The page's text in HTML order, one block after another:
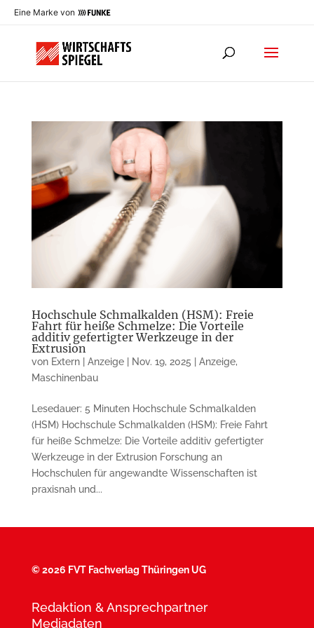
Eine Marke von
Hochschule Schmalkalden (HSM): Freie
Fahrt für heiße Schmelze: Die Vorteile
additiv gefertigter Werkzeuge in der
Extrusion
von Extern | Anzeige| Nov. 19, 2025 Anzeige,
Maschinenbau
Lesedauer: 5 Minuten Hochschule Schmalkalden
(HSM) Hochschule Schmalkalden (HSM): Freie Fahrt
für heiße Schmelze: Die Vorteile additiv gefertigter
Werkzeuge in der Extrusion Forschung an
Hochschulen für angewandte Wissenschaften ist
praxisnah und...
©2026 FVT Fachverlag Thüringen UG
Redaktion & Ansprechpartner
Mediadaten